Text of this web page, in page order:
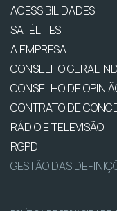
ACESSIBILIDADES
SATÉLITES
A EMPRESA
CONSELHO GERAL
CONSELHO DE
CONTRATO DE
RÁDIO E TELEVISÃO
RGPD
GESTÃO DAS